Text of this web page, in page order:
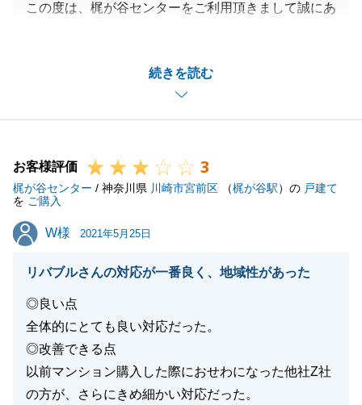
続きを読む
この度は、梶が谷センターをご利用頂きまして誠にあ
は、嬉しく思っております。
お忙しい中にもかかわらず、あまり時間的な余裕がな
いこともあり、慌ただしかったかと思いますが、快く
今後もお困りごとがございましたら、お気軽にご連絡
頂ければと思います。
今後ともどうぞよろしくお願い致します。
閉じる
お客様評価 3
梶が谷センター / 神奈川県 川崎市宮前区 （梶が谷駅）の 戸建て
を ご購入
W様
W様 2021年5月25日
リバブルさんの対応が一番良く、地域性があった
◎良い点
全体的にとても良い対応だった。
◎改善できる点
以前マンション購入した際におせわになった他社Z社
の方が、さらにきめ細かい対応だった。